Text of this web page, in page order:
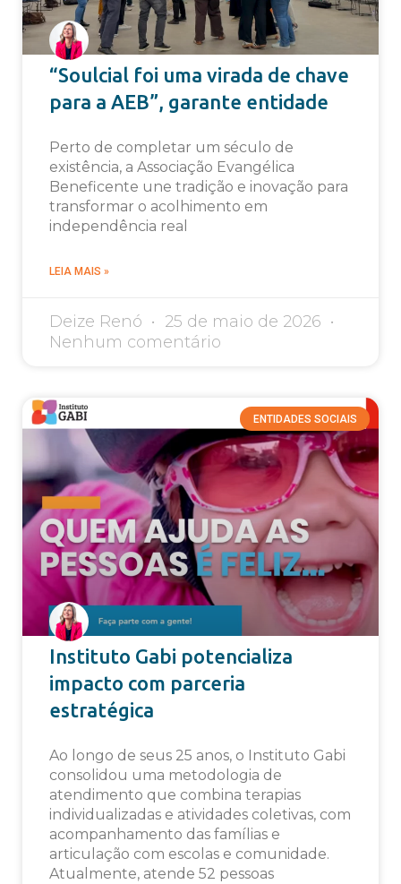
“Soulcial foi uma virada de chave
para a AEB”, garante entidade
Perto de completar um século de
existência, a Associação Evangélica
Beneficente une tradição e inovação para
transformar o acolhimento em
independência real
LEIA MAIS »
Deize Renó
25 de maio de 2026
Nenhum comentário
ENTIDADES SOCIAIS
Instituto Gabi potencializa
impacto com parceria
estratégica
Ao longo de seus 25 anos, o Instituto Gabi
consolidou uma metodologia de
atendimento que combina terapias
individualizadas e atividades coletivas, com
acompanhamento das famílias e
articulação com escolas e comunidade.
Atualmente, atende 52 pessoas